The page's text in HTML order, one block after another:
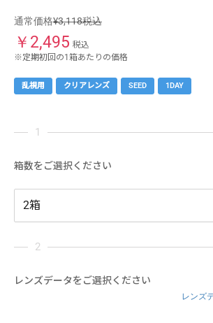
通常価格¥3,118税込
￥ 2,495 税込
※定期初回の1箱あたりの価格
乱視用 クリアレンズ SEED 1DAY
箱数をご選択ください
レンズデータをご選択ください
レンズ